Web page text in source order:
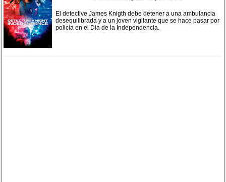
El detective James Knigth debe detener a una ambulancia
desequilibrada y a un joven vigilante que se hace pasar por
policía en el Dia de la Independencia.